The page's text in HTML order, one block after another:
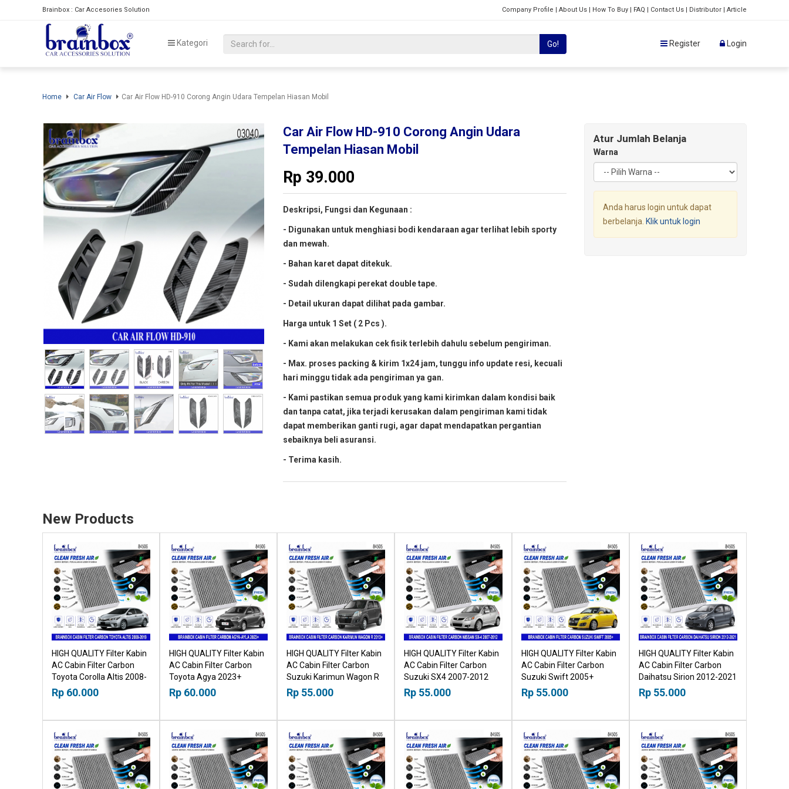
Brainbox : Car Accesories Solution Company Profile | About Us | How To Buy | FAQ | Contact Us | Distributor | Article
Kategori Go! Register Login
Home Car Air Flow Car Air Flow HD-910 Corong Angin Udara Tempelan Hiasan Mobil
Car Air Flow HD-910 Corong Angin Udara
Tempelan Hiasan Mobil
Rp 39.000
Deskripsi, Fungsi dan Kegunaan :
- Digunakan untuk menghiasi bodi kendaraan agar terlihat lebih sporty
dan mewah.
- Bahan karet dapat ditekuk.
- Sudah dilengkapi perekat double tape.
- Detail ukuran dapat dilihat pada gambar.
Harga untuk 1 Set ( 2 Pcs ).
- Kami akan melakukan cek fisik terlebih dahulu sebelum pengiriman.
- Max. proses packing & kirim 1x24 jam, tunggu info update resi, kecuali
hari minggu tidak ada pengiriman ya gan.
- Kami pastikan semua produk yang kami kirimkan dalam kondisi baik
dan tanpa catat, jika terjadi kerusakan dalam pengiriman kami tidak
dapat memberikan ganti rugi, agar dapat mendapatkan pergantian
sebaiknya beli asuransi.
- Terima kasih.
Atur Jumlah Belanja
Warna
Anda harus login untuk dapat
berbelanja. Klik untuk login
New Products
HIGH QUALITY Filter Kabin
AC Cabin Filter Carbon
Toyota Corolla Altis 2008-
2019 21019530
Rp 60.000
HIGH QUALITY Filter Kabin
AC Cabin Filter Carbon
Toyota Agya 2023+
21019530
Rp 60.000
HIGH QUALITY Filter Kabin
AC Cabin Filter Carbon
Suzuki Karimun Wagon R
2013+ 18518030
Rp 55.000
HIGH QUALITY Filter Kabin
AC Cabin Filter Carbon
Suzuki SX4 2007-2012
18518030
Rp 55.000
HIGH QUALITY Filter Kabin
AC Cabin Filter Carbon
Suzuki Swift 2005+
18518030
Rp 55.000
HIGH QUALITY Filter Kabin
AC Cabin Filter Carbon
Daihatsu Sirion 2012-2021
18518030
Rp 55.000